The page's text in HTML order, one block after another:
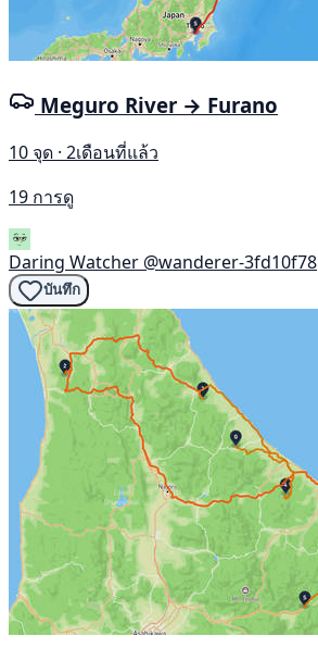
Meguro River → Furano
10 จุด · 2เดือนที่แล้ว
19 การดู
Daring Watcher @wanderer-3fd10f78
บันทึก